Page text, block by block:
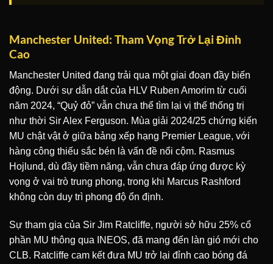
Manchester United: Tham Vọng Trở Lại Đỉnh
Cao
Manchester United đang trải qua một giai đoạn đầy biến
động. Dưới sự dẫn dắt của HLV Ruben Amorim từ cuối
năm 2024, “Quỷ đỏ” vẫn chưa thể tìm lại vị thế thống trị
như thời Sir Alex Ferguson. Mùa giải 2024/25 chứng kiến
MU chật vật ở giữa bảng xếp hạng Premier League, với
hàng công thiếu sắc bén là vấn đề nổi cộm. Rasmus
Hojlund, dù đầy tiềm năng, vẫn chưa đáp ứng được kỳ
vọng ở vai trò trung phong, trong khi Marcus Rashford
không còn duy trì phong độ ổn định.
Sự tham gia của Sir Jim Ratcliffe, người sở hữu 25% cổ
phần MU thông qua INEOS, đã mang đến làn gió mới cho
CLB. Ratcliffe cam kết đưa MU trở lại đỉnh cao bóng đá